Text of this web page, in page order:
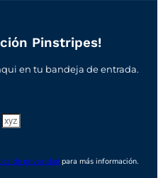
Pinstripes!
en tu bandeja de entrada.
de privacidad para más información.